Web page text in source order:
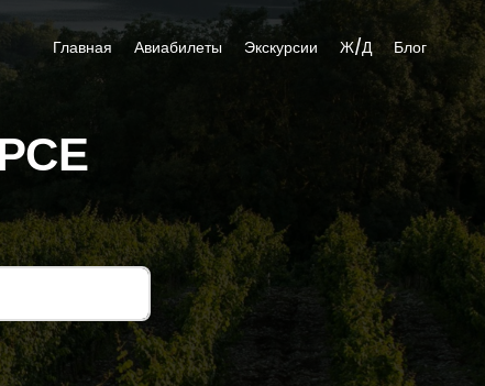
Главная Авиабилеты Экскурсии Ж/Д Блог